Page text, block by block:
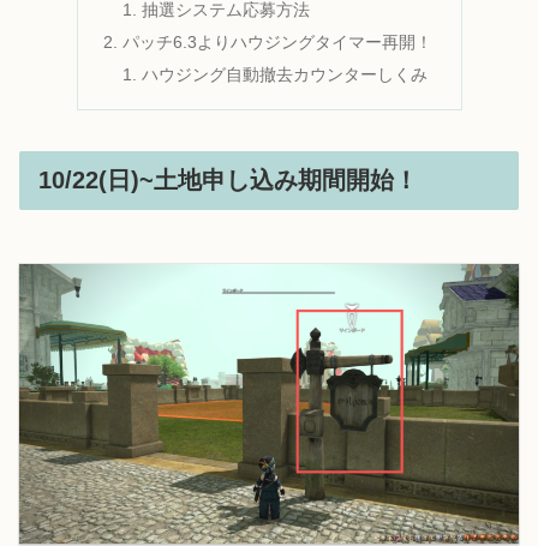
抽選システム応募方法
パッチ6.3よりハウジングタイマー再開！
ハウジング自動撤去カウンターしくみ
10/22(日)~土地申し込み期間開始！